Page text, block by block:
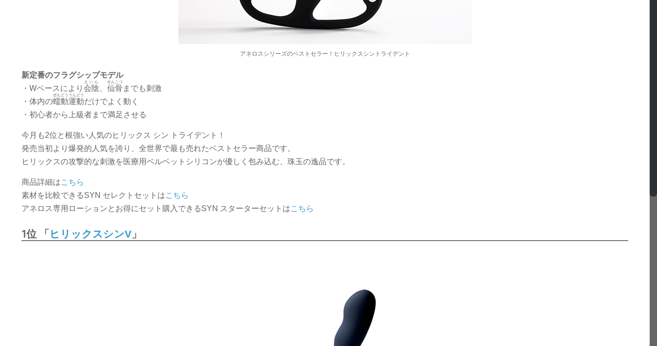
アネロスシリーズのベストセラー！ヒリックスシントライデント
新定番のフラグシップモデル
・Wベースにより会陰
えいん
、仙骨
せんこつ
までも刺激
・体内の蠕動運動
ぜんどううんどう
だけでよく動く
・初心者から上級者まで満足させる
今月も2位と根強い人気のヒリックス シン トライデント！
発売当初より爆発的人気を誇り、全世界で最も売れたベストセラー商品です。
ヒリックスの攻撃的な刺激を医療用ベルベットシリコンが優しく包み込む、珠玉の逸品です。
商品詳細はこちら
素材を比較できるSYN セレクトセットはこちら
アネロス専用ローションとお得にセット購入できるSYN スターターセットはこちら
1位 「 ヒリックスシンV 」